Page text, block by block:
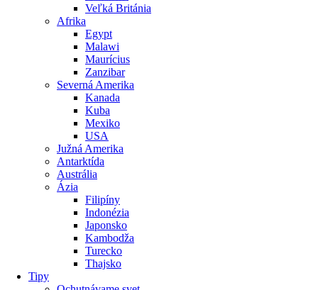
Veľká Británia
Afrika
Egypt
Malawi
Maurícius
Zanzibar
Severná Amerika
Kanada
Kuba
Mexiko
USA
Južná Amerika
Antarktída
Austrália
Ázia
Filipíny
Indonézia
Japonsko
Kambodža
Turecko
Thajsko
Tipy